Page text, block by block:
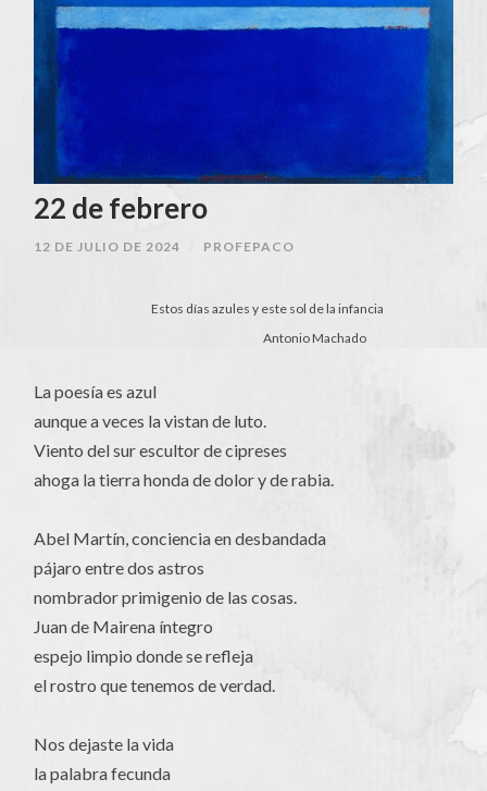
22 de febrero
12 DE JULIO DE 2024 PROFEPACO
Estos días azules y este sol de la infancia
Antonio Machado
La poesía es azul
aunque a veces la vistan de luto.
Viento del sur escultor de cipreses
ahoga la tierra honda de dolor y de rabia.
Abel Martín, conciencia en desbandada
pájaro entre dos astros
nombrador primigenio de las cosas.
Juan de Mairena íntegro
espejo limpio donde se refleja
el rostro que tenemos de verdad.
Nos dejaste la vida
la palabra fecunda